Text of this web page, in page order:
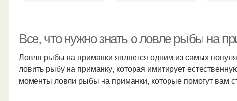
Все, что нужно знать о ловле рыбы на
Ловля рыбы на приманки является одним из самых
ловить рыбу на приманку, которая имитирует
моменты ловли рыбы на приманки, которые помогут вам